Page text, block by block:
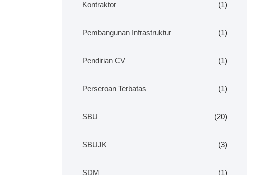
Kontraktor (1)
Pembangunan Infrastruktur (1)
Pendirian CV (1)
Perseroan Terbatas (1)
SBU (20)
SBUJK (3)
SDM (1)